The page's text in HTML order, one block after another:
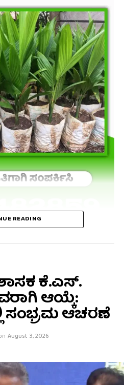
READING
ಕೆ.ಎಸ್.
ಆಯ್ಕೆ:
ಸಂಭ್ರಮ ಆಚರಣೆ
August 3, 2026